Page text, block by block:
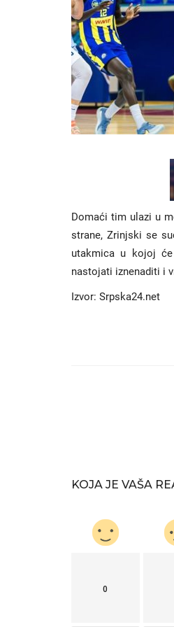
Domaći tim ulazi u
strane, Zrinjski se
utakmica u kojoj
nastojati iznenaditi i
Izvor: Srpska24.net
KOJA JE VAŠA
0